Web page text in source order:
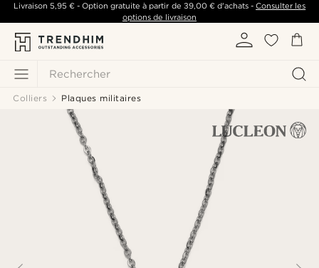
Rechercher
Livraison 5,95 €- Option gratuite à partir de 39,00 €d'achats -Consulter les
options de livraison
Colliers Plaques militaires